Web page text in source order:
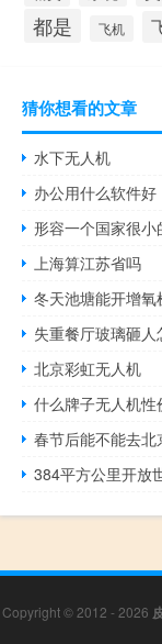
都是 飞机
猜你想看的文章
水下无人机
办公用什么软件好
形容一个国家很小
上海算江苏省吗
冬天池塘能开增氧
失重餐厅玻璃砸
北京彩虹无人机
什么牌子无人机性
春节后能不能去北
Copyright © 2012 - 2026